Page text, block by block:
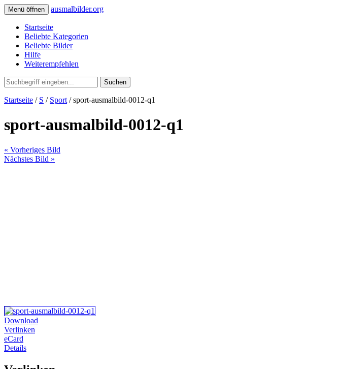
Menü öffnen ausmalbilder.org
Startseite
Beliebte Kategorien
Beliebte Bilder
Hilfe
Weiterempfehlen
Suchen
Startseite / S / Sport / sport-ausmalbild-0012-q1
sport-ausmalbild-0012-q1
« Vorheriges Bild
Nächstes Bild »
Download
Verlinken
eCard
Details